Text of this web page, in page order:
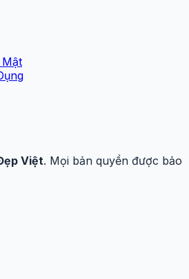
Việt. Mọi bản quyền được bảo